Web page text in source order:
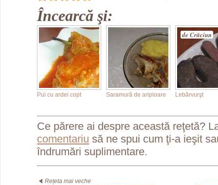
Încearcă şi:
Pui cu ardei copt Saramură de aripioare
de Crăciun
Lebărvurşt
Ce părere ai despre această reţetă?
comentariu să ne spui cum ţi-a ieşit
îndrumări suplimentare.
Rețeta mai veche